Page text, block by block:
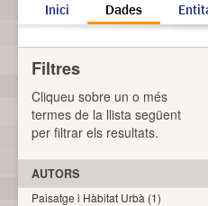
Inici Dades
Filtres
Cliqueu sobre un o més
termes de la llista següent
per filtrar els resultats.
AUTORS
Paisatge i Hàbitat Urbà (1)